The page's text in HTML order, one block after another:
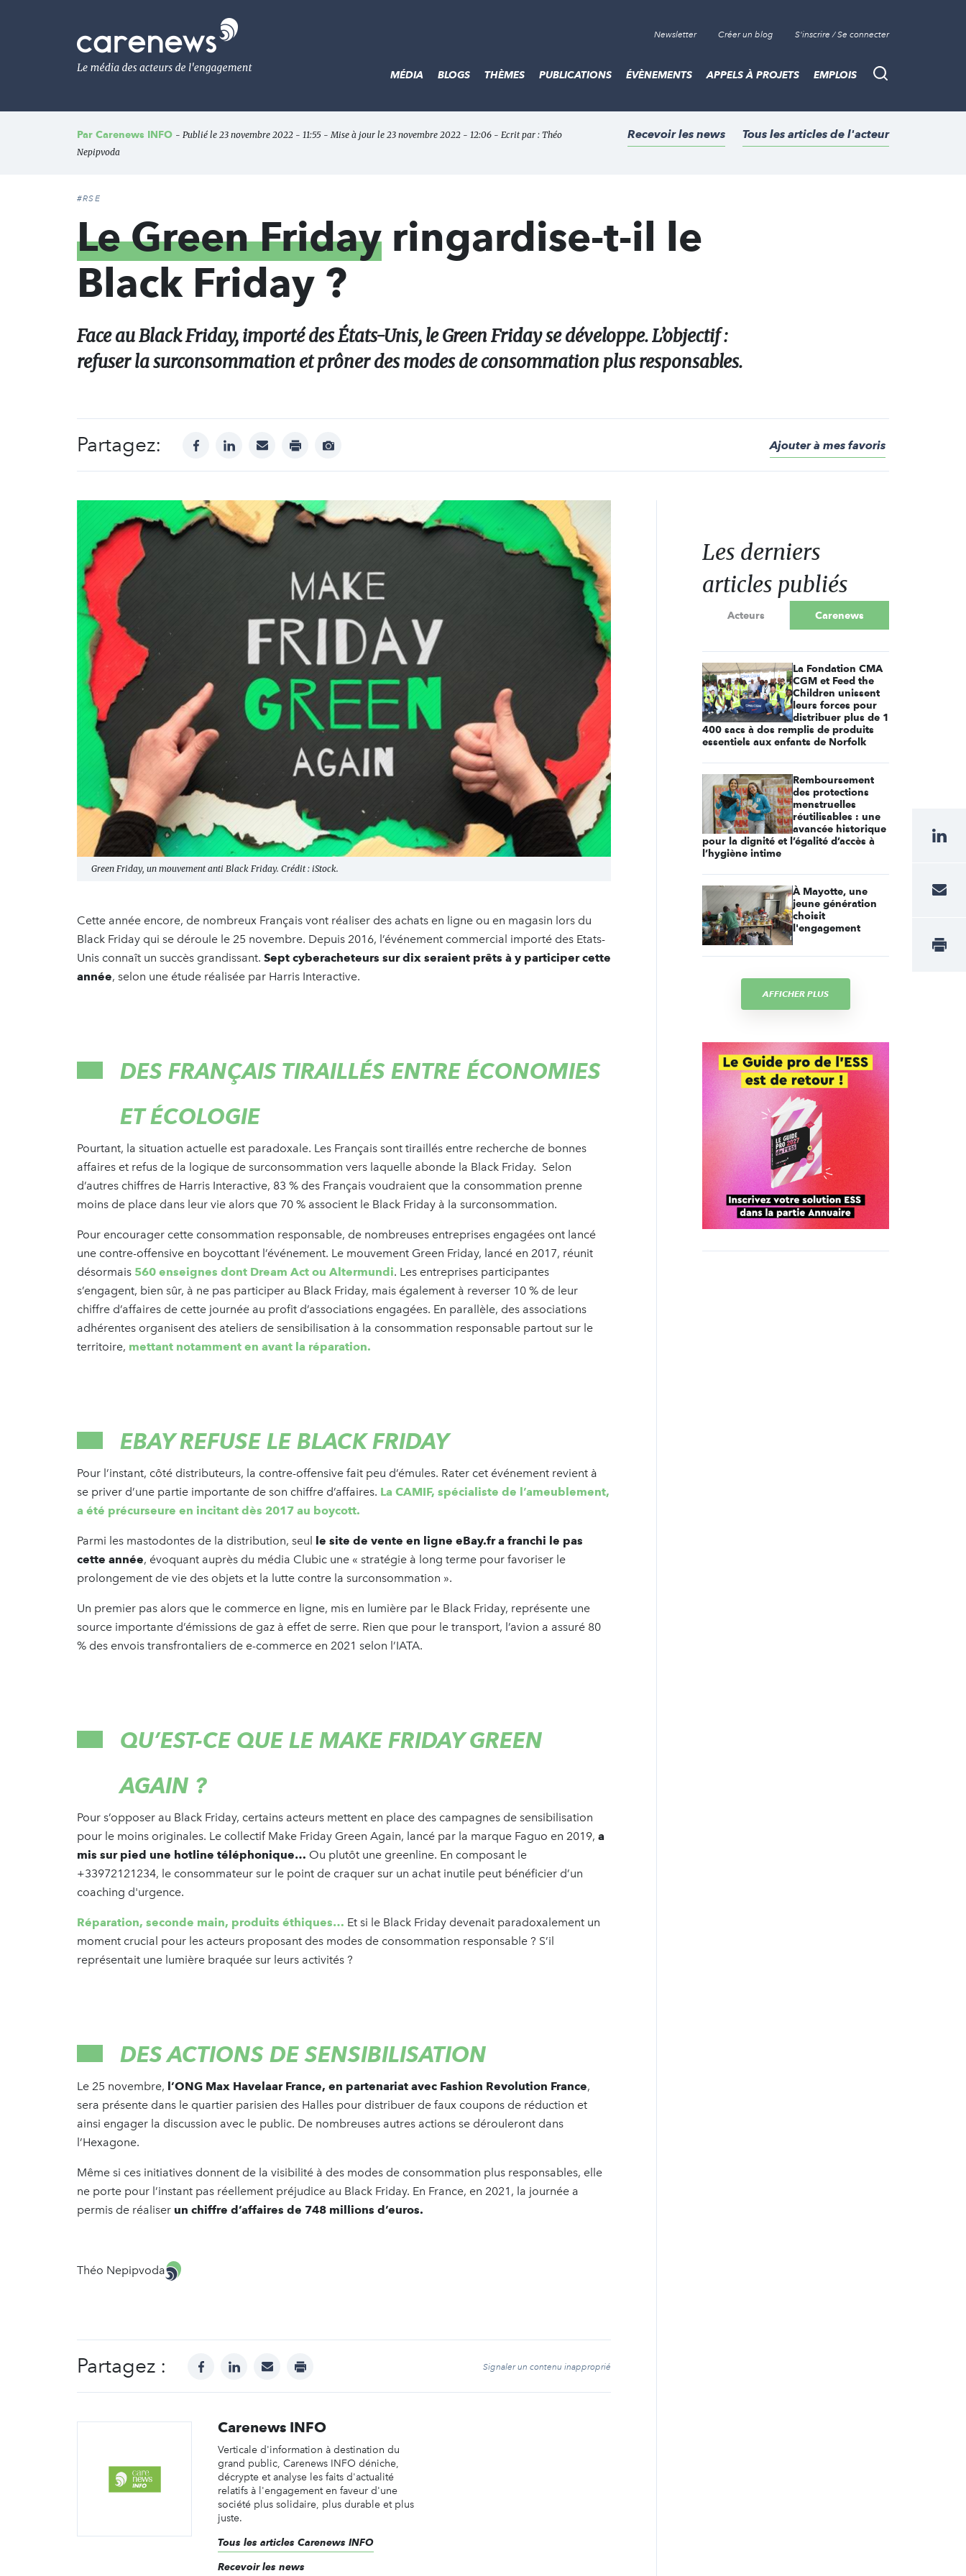
Le
média
de
l'engagement
Newsletter Créer un blog S'inscrire / Se connecter
Recherche
MÉDIA BLOGS THÈMES PUBLICATIONS ÉVÈNEMENTS APPELS À PROJETS EMPLOIS
Par Carenews INFO - Publié le 23 novembre 2022 - 11:55 - Mise à jour le 23 novembre 2022 - 12:06 - Ecrit par : Théo
Nepipvoda
Recevoir les news Tous les articles de l'acteur
#RSE
Le Green Friday ringardise-t-il le
Black Friday ?
Face au Black Friday, importé des États-Unis, le Green Friday se développe. L’objectif :
refuser la surconsommation et prôner des modes de consommation plus responsables.
Partagez: facebooklinkedinmail print
Afficher
Ajouter à mes favoris
Green Friday, un mouvement anti Black Friday. Crédit : iStock.
Cette année encore, de nombreux Français vont réaliser des achats en ligne ou en magasin lors du
Black Friday qui se déroule le 25 novembre. Depuis 2016, l’événement commercial importé des Etats-
Unis connaît un succès grandissant. Sept cyberacheteurs sur dix seraient prêts à y participer cette
année, selon une étude réalisée par Harris Interactive.
DES FRANÇAIS TIRAILLÉS ENTRE ÉCONOMIES
ET ÉCOLOGIE
Pourtant, la situation actuelle est paradoxale. Les Français sont tiraillés entre recherche de bonnes
affaires et refus de la logique de surconsommation vers laquelle abonde la Black Friday. Selon
d’autres chiffres de Harris Interactive, 83 % des Français voudraient que la consommation prenne
moins de place dans leur vie alors que 70 % associent le Black Friday à la surconsommation.
Pour encourager cette consommation responsable, de nombreuses entreprises engagées ont lancé
une contre-offensive en boycottant l’événement. Le mouvement Green Friday, lancé en 2017, réunit
désormais 560 enseignes dont Dream Act ou Altermundi. Les entreprises participantes
s’engagent, bien sûr, à ne pas participer au Black Friday, mais également à reverser 10 % de leur
chiffre d’affaires de cette journée au profit d’associations engagées. En parallèle, des associations
adhérentes organisent des ateliers de sensibilisation à la consommation responsable partout sur le
territoire, mettant notamment en avant la réparation.
EBAY REFUSE LE BLACK FRIDAY
Pour l’instant, côté distributeurs, la contre-offensive fait peu d’émules. Rater cet événement revient à
se priver d’une partie importante de son chiffre d’affaires. La CAMIF, spécialiste de l’ameublement,
a été précurseure en incitant dès 2017 au boycott.
Parmi les mastodontes de la distribution, seul le site de vente en ligne eBay.fr a franchi le pas
cette année, évoquant auprès du média Clubic une « stratégie à long terme pour favoriser le
prolongement de vie des objets et la lutte contre la surconsommation ».
Un premier pas alors que le commerce en ligne, mis en lumière par le Black Friday, représente une
source importante d’émissions de gaz à effet de serre. Rien que pour le transport, l’avion a assuré 80
% des envois transfrontaliers de e-commerce en 2021 selon l’IATA.
QU’EST-CE QUE LE MAKE FRIDAY GREEN
AGAIN ?
Pour s’opposer au Black Friday, certains acteurs mettent en place des campagnes de sensibilisation
pour le moins originales. Le collectif Make Friday Green Again, lancé par la marque Faguo en 2019, a
mis sur pied une hotline téléphonique… Ou plutôt une greenline. En composant le
+33972121234, le consommateur sur le point de craquer sur un achat inutile peut bénéficier d’un
coaching d'urgence.
Réparation, seconde main, produits éthiques… Et si le Black Friday devenait paradoxalement un
moment crucial pour les acteurs proposant des modes de consommation responsable ? S’il
représentait une lumière braquée sur leurs activités ?
DES ACTIONS DE SENSIBILISATION
Le 25 novembre, l’ONG Max Havelaar France, en partenariat avec Fashion Revolution France,
sera présente dans le quartier parisien des Halles pour distribuer de faux coupons de réduction et
ainsi engager la discussion avec le public. De nombreuses autres actions se dérouleront dans
l’Hexagone.
Même si ces initiatives donnent de la visibilité à des modes de consommation plus responsables, elle
ne porte pour l’instant pas réellement préjudice au Black Friday. En France, en 2021, la journée a
permis de réaliser un chiffre d’affaires de 748 millions d’euros.
Théo Nepipvoda
Partagez : facebooklinkedinmail print Signaler un contenu inapproprié
Carenews INFO
Verticale d'information à destination du
grand public, Carenews INFO déniche,
décrypte et analyse les faits d'actualité
relatifs à l'engagement en faveur d'une
société plus solidaire, plus durable et plus
juste.
Tous les articles Carenews INFO
Recevoir les news
Les derniers
articles publiés
Acteurs Carenews
La Fondation CMA
CGM et Feed the
Children unissent
leurs forces pour
distribuer plus de 1
400 sacs à dos remplis de produits
essentiels aux enfants de Norfolk
Remboursement
des protections
menstruelles
réutilisables : une
avancée historique
pour la dignité et l’égalité d’accès à
l’hygiène intime
À Mayotte, une
jeune génération
choisit
l'engagement
AFFICHER PLUS